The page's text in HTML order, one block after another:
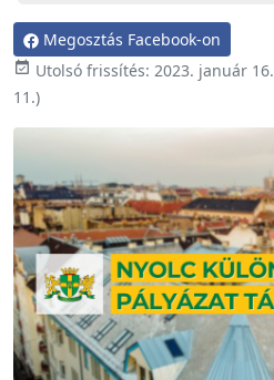
Megosztás Facebook-on
 Utolsó frissítés: 2023. január 16.
11.)